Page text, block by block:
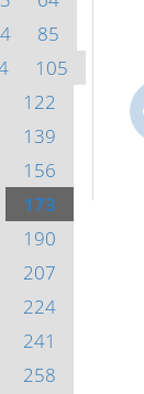
85
105
122
139
156
173
190
207
224
241
258